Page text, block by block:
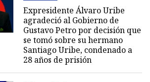
Expresidente Álvaro Uribe
agradeció al Gobierno de
Gustavo Petro por decisión que
se tomó sobre su hermano
Santiago Uribe, condenado a
28 años de prisión